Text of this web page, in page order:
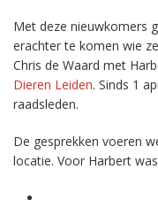
Met deze nieuwkomers
erachter te komen wie
Chris de Waard met
Dieren Leiden. Sinds 1
raadsleden.
De gesprekken voeren
locatie. Voor Harbert